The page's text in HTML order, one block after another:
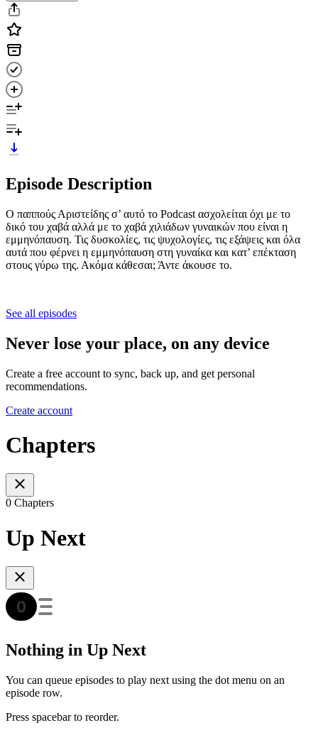
Episode Description
Ο παππούς Αριστείδης σ’ αυτό το Podcast ασχολείται όχι με το
δικό του χαβά αλλά με το χαβά χιλιάδων γυναικών που είναι η
εμμηνόπαυση. Τις δυσκολίες, τις ψυχολογίες, τις εξάψεις και όλα
αυτά που φέρνει η εμμηνόπαυση στη γυναίκα και κατ’ επέκταση
στους γύρω της. Ακόμα κάθεσαι; Άντε άκουσε το.
See all episodes
Never lose your place, on any device
Create a free account to sync, back up, and get personal
recommendations.
Create account
Chapters
0 Chapters
Up Next
Nothing in Up Next
You can queue episodes to play next using the dot menu on an
episode row.
Press spacebar to reorder.